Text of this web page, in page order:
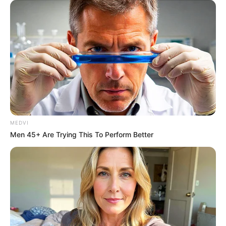
MEDVI
Men 45+ Are Trying This To Perform Better